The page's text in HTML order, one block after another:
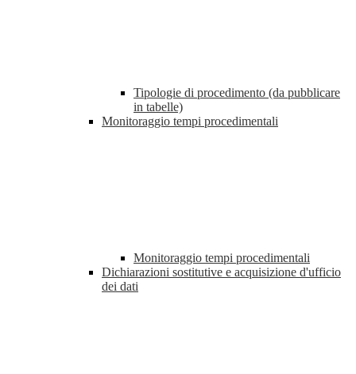
Tipologie di procedimento (da pubblicare
in tabelle)
Monitoraggio tempi procedimentali
Monitoraggio tempi procedimentali
Dichiarazioni sostitutive e acquisizione d'ufficio
dei dati